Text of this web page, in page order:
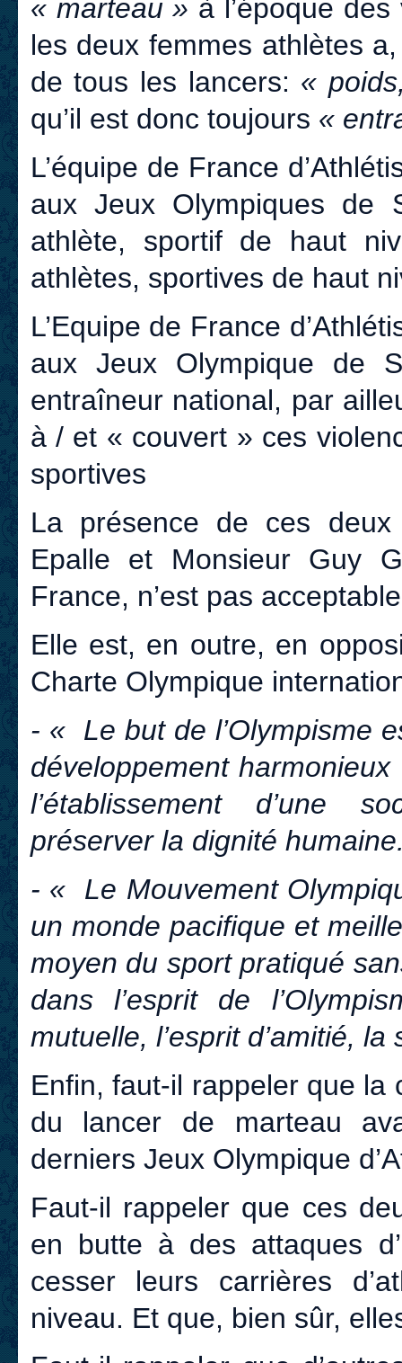
« marteau » à l’époque
les deux femmes athlètes
de tous les lancers: «
qu’il est donc toujours «
L’équipe de France
aux Jeux Olympiques de
athlète, sportif de haut
athlètes, sportives de haut
L’Equipe de France
aux Jeux Olympique de
entraîneur national, par
à / et « couvert » ces
sportives
La présence de ces
Epalle et Monsieur Guy
France, n’est pas
Elle est, en outre, en
Charte Olympique
- « Le but de l’Olympisme
développement harmonieux
l’établissement d’une
préserver la dignité
- « Le Mouvement
un monde pacifique et
moyen du sport pratiqué
dans l’esprit de
mutuelle, l’esprit d’amitié,
Enfin, faut-il rappeler que la
du lancer de marteau
derniers Jeux Olympique
Faut-il rappeler que ces
en butte à des attaques
cesser leurs carrières
niveau. Et que, bien sûr,